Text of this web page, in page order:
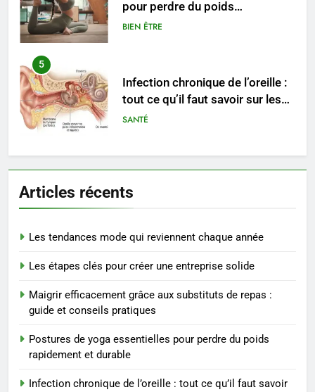
tout ce qu’il faut savoir sur les
saignements
SANTÉ
6
Les secrets révélés pour une
peau éclatante grâce à The
Ordinary
SANTÉ
seniors: aménagement et
exercices
Voyance à La Rochelle : où
trouver un accompagnement
sérieux à un tarif juste ?
BIEN ÊTRE
1
reviennent chaque année
Articles récents
Les tendances mode qui reviennent chaque année
Les étapes clés pour créer une entreprise solide
Maigrir efficacement grâce aux substituts de repas :
guide et conseils pratiques
Postures de yoga essentielles pour perdre du poids
rapidement et durable
Infection chronique de l’oreille : tout ce qu’il faut savoir